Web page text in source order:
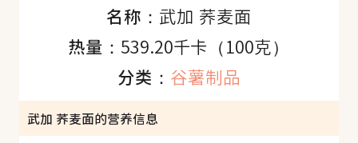
名称： 武加 荞麦面
热量： 539.20千卡（100克）
分类： 谷薯制品
武加 荞麦面的营养信息